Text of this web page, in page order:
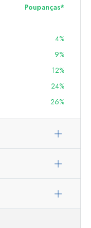
Poupanças*
4%
9%
12%
24%
26%